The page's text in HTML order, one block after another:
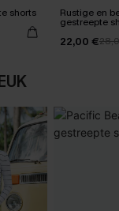
shorts Rustige en
gestreepte
22,00 €